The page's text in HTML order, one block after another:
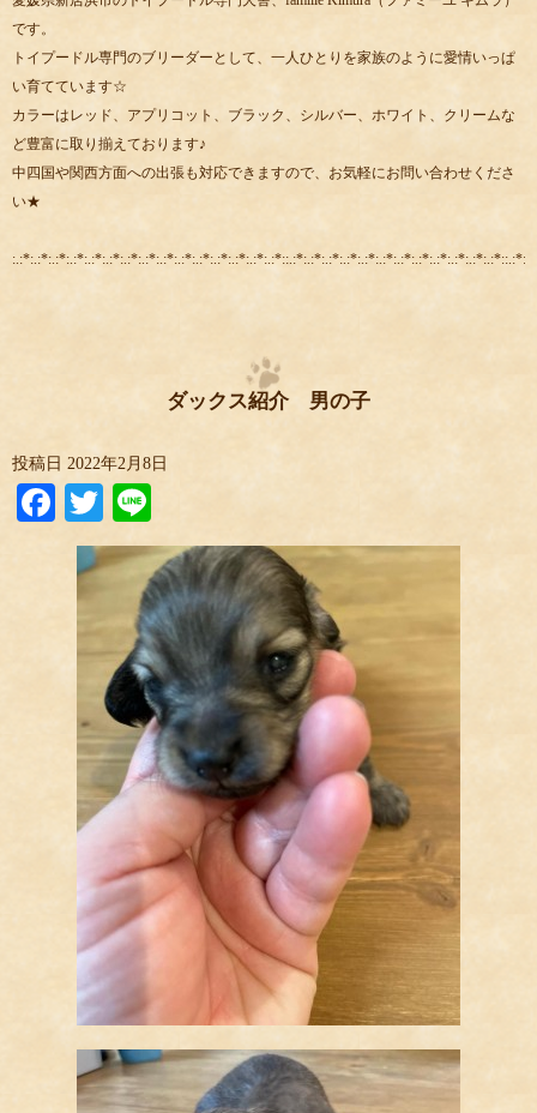
です。
トイプードル専門のブリーダーとして、一人ひとりを家族のように愛情いっぱ
い育てています☆
カラーはレッド、アプリコット、ブラック、シルバー、ホワイト、クリームな
ど豊富に取り揃えております♪
中四国や関西方面への出張も対応できますので、お気軽にお問い合わせくださ
い★
:.:*:.:*:.:*:.:*:.:*:.:*:.:*:.:*:.:*:.:*:.:*:.:*:.:*:.:*:.:*::.:*:.:*:.:*:.:*:.:*:.:*:.:*:.:*:.:*:.:*:.:*:.:*::.:*:.:
ダックス紹介 男の子
投稿日 2022年2月8日
Facebook
Twitter